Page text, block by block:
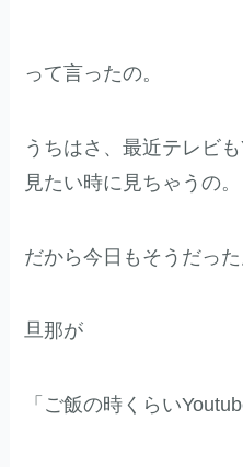
って言ったの。
うちはさ、最近テレビ
見たい時に見ちゃうの。
だから今日もそうだっ
旦那が
「ご飯の時くらい